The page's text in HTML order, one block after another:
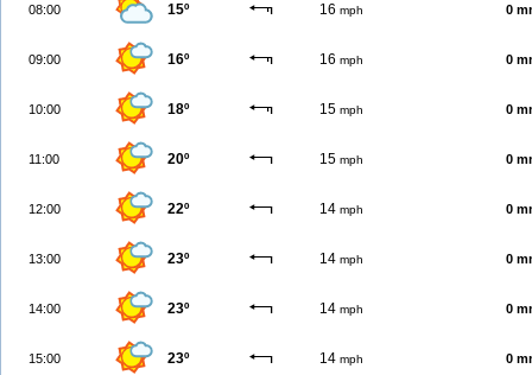
08:00 15º 16 mph 0
09:00 16º 16 mph 0
10:00 18º 15 mph 0
11:00 20º 15 mph 0
12:00 22º 14 mph 0
13:00 23º 14 mph 0
14:00 23º 14 mph 0
15:00 23º 14 mph 0